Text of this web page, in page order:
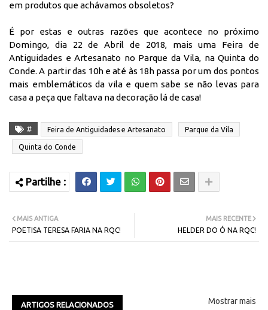
em produtos que achávamos obsoletos?
É por estas e outras razões que acontece no próximo
Domingo, dia 22 de Abril de 2018, mais uma Feira de
Antiguidades e Artesanato no Parque da Vila, na Quinta do
Conde. A partir das 10h e até às 18h passa por um dos pontos
mais emblemáticos da vila e quem sabe se não levas para
casa a peça que faltava na decoração lá de casa!
# Feira de Antiguidades e Artesanato Parque da Vila
Quinta do Conde
MAIS RECENTE
HELDER DO Ó NA RQC!
MAIS ANTIGA
POETISA TERESA FARIA NA RQC!
ARTIGOS RELACIONADOS Mostrar mais